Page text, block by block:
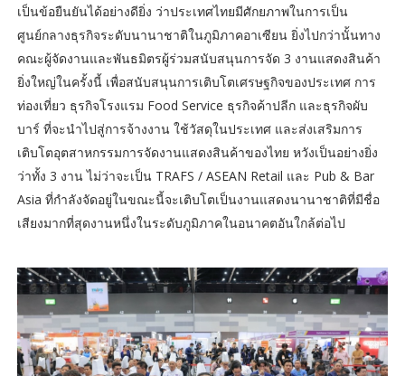
เป็นข้อยืนยันได้อย่างดียิ่ง ว่าประเทศไทยมีศักยภาพในการเป็น
ศูนย์กลางธุรกิจระดับนานาชาติในภูมิภาคอาเซียน ยิ่งไปกว่านั้นทาง
คณะผู้จัดงานและพันธมิตรผู้ร่วมสนับสนุนการจัด 3 งานแสดงสินค้า
ยิ่งใหญ่ในครั้งนี้ เพื่อสนับสนุนการเติบโตเศรษฐกิจของประเทศ การ
ท่องเที่ยว ธุรกิจโรงแรม Food Service ธุรกิจค้าปลีก และธุรกิจผับ
บาร์ ที่จะนำไปสู่การจ้างงาน ใช้วัสดุในประเทศ และส่งเสริมการ
เติบโตอุตสาหกรรมการจัดงานแสดงสินค้าของไทย หวังเป็นอย่างยิ่ง
ว่าทั้ง 3 งาน ไม่ว่าจะเป็น TRAFS / ASEAN Retail และ Pub & Bar
Asia ที่กำลังจัดอยู่ในขณะนี้จะเติบโตเป็นงานแสดงนานาชาติที่มีชื่อ
เสียงมากที่สุดงานหนึ่งในระดับภูมิภาคในอนาคตอันใกล้ต่อไป